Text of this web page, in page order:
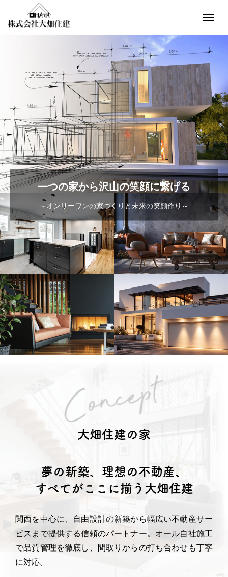
一つの家から沢山の笑顔に繋げる
～オンリーワンの家づくりと未来の笑顔作り～
大畑住建の家
夢の新築、理想の不動産、
すべてがここに揃う大畑住建
関西を中心に、自由設計の新築から幅広い不動産サー
ビスまで提供する信頼のパートナー。 オール自社施工
で品質管理を徹底し、間取りからの打ち合わせも丁寧
に対応。